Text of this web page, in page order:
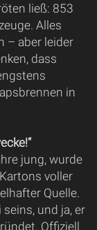
ließ: 853
Alles
– aber leider
dass
in
jung, wurde
voller
Quelle.
und ja, er
Offiziell